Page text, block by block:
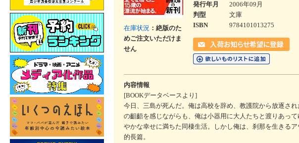
在庫状況 ：絶版のた
めご注文いただけま
せん
発行年月
2006年09月
判型
文庫
ISBN
9784101013275
内容情報
[BOOKデータベースより]
今日、三島が死んだ。俺は高校を辞め、教護院から放逐さ
の齟齬を感じながらも、俺は小器用に大人たちと渡りあっ
やかな幸せに満ちた同棲生活。しかし俺は、刹那を生きる
的長篇。